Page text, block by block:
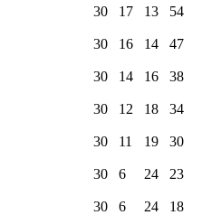
30 17 13 54
30 16 14 47
30 14 16 38
30 12 18 34
30 11 19 30
30 6 24 23
30 6 24 18